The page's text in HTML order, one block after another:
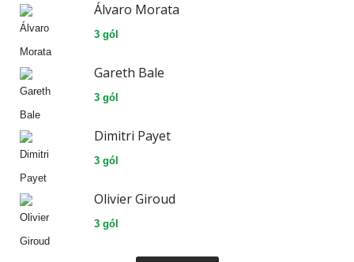
Álvaro Morata
3 gól
Gareth Bale
3 gól
Dimitri Payet
3 gól
Olivier Giroud
3 gól